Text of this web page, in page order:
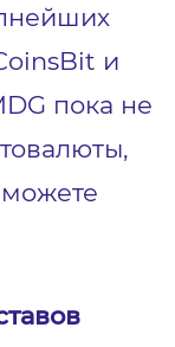
и
пока не